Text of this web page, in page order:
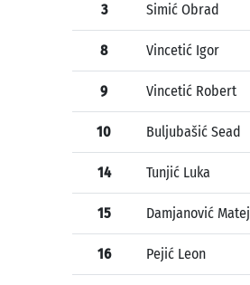
3 Simić Obrad
8 Vincetić Igor
9 Vincetić Robert
10 Buljubašić Sead
14 Tunjić Luka
15 Damjanović Matej
16 Pejić Leon